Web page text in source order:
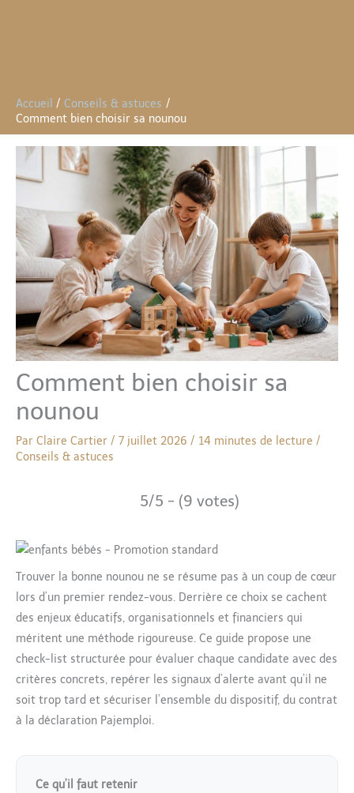
Accueil
Conseils & astuces
Comment bien choisir sa nounou
Comment bien choisir sa
nounou
Par Claire Cartier / 7 juillet 2026 / 14 minutes de lecture /
Conseils & astuces
5/5 - (9 votes)
Trouver la bonne nounou ne se résume pas à un coup de cœur
lors d’un premier rendez-vous. Derrière ce choix se cachent
des enjeux éducatifs, organisationnels et financiers qui
méritent une méthode rigoureuse. Ce guide propose une
check-list structurée pour évaluer chaque candidate avec des
critères concrets, repérer les signaux d’alerte avant qu’il ne
soit trop tard et sécuriser l’ensemble du dispositif, du contrat
à la déclaration Pajemploi.
Ce qu’il faut retenir